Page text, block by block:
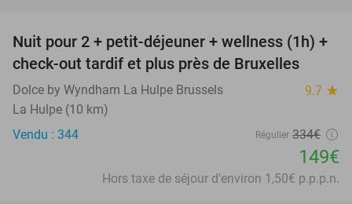
55%
Nuit pour 2 + petit-déjeuner + wellness (1h) +
check-out tardif et plus près de Bruxelles
Dolce by Wyndham La Hulpe Brussels 9.7 star
La Hulpe (10 km)
Vendu : 344
Régulier 334€
149€
Hors taxe de séjour d'environ 1,50€ p.p.p.n.